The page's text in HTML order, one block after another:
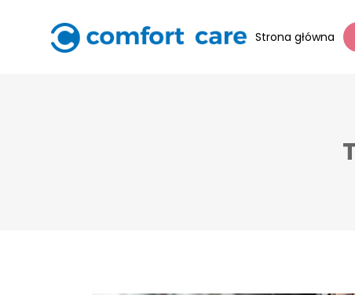
Strona główna